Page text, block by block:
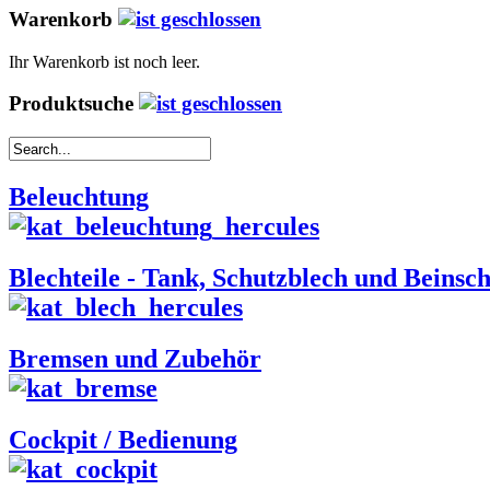
Warenkorb
Ihr Warenkorb ist noch leer.
Produktsuche
Beleuchtung
Blechteile - Tank, Schutzblech und
Bremsen und Zubehör
Cockpit / Bedienung